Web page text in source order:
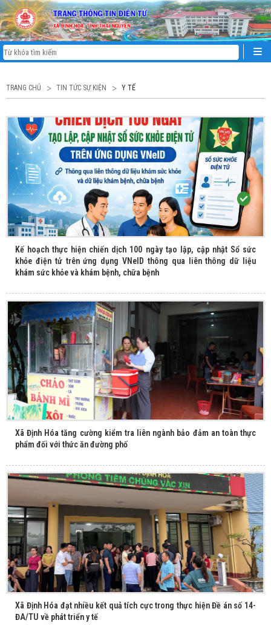
TRANG CHỦ TIN TỨC SỰ KIỆN Y TẾ
Kế hoạch thực hiện chiến dịch 100 ngày tạo lập, cập nhật Sổ sức
khỏe điện tử trên ứng dụng VNeID thông qua liên thông dữ liệu
khám sức khỏe và khám bệnh, chữa bệnh
Xã Định Hóa tăng cường kiểm tra liên ngành bảo đảm an toàn thực
phẩm đối với thức ăn đường phố
Xã Định Hóa đạt nhiều kết quả tích cực trong thực hiện Đề án số 14-
ĐA/TU về phát triển y tế